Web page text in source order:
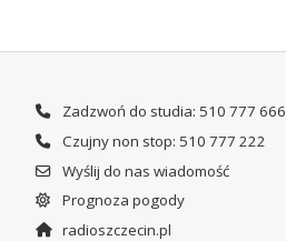
Zadzwoń do studia: 510 777 666
Czujny non stop: 510 777 222
Wyślij do nas wiadomość
Prognoza pogody
radioszczecin.pl